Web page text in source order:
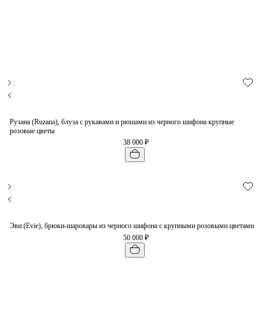
Рузана (Ruzana), блуза с рукавами и рюшами из черного шифона крупные
розовые цветы
38 000 ₽
Эви (Evie), брюки-шаровары из черного шифона с крупными розовыми цветами
50 000 ₽